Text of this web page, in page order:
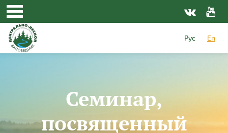
Skip to main content
Рус
En
Семинар,
посвященный